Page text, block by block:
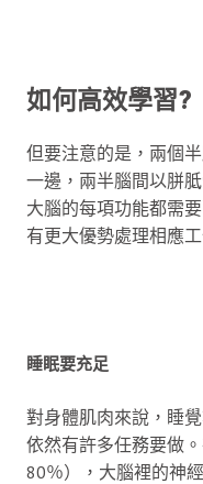
如何高效學習?
但要注意的是，兩個
一邊，兩半腦間以胼
大腦的每項功能都需
有更大優勢處理相應工
睡眠要充足
對身體肌肉來說，睡
依然有許多任務要做
80％），大腦裡的神